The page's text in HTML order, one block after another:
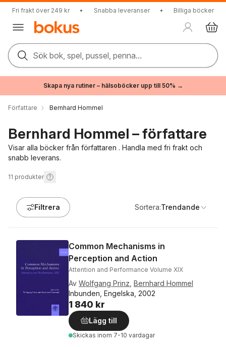
Fri frakt över 249 kr • Snabba leveranser • Billiga böcker
Sök bok, spel, pussel, penna...
Skapa nya rutiner – hälsoböcker upp till 50% →
Författare Bernhard Hommel
Bernhard Hommel – författare
Visar alla böcker från författaren . Handla med fri frakt och
snabb leverans.
11 produkter
Filtrera Sortera:Trendande
Common Mechanisms in
Perception and Action
Attention and Performance Volume XIX
Av Wolfgang Prinz Bernhard Hommel
Inbunden, Engelska, 2002
1 840 kr
Lägg till
Skickas inom 7-10 vardagar